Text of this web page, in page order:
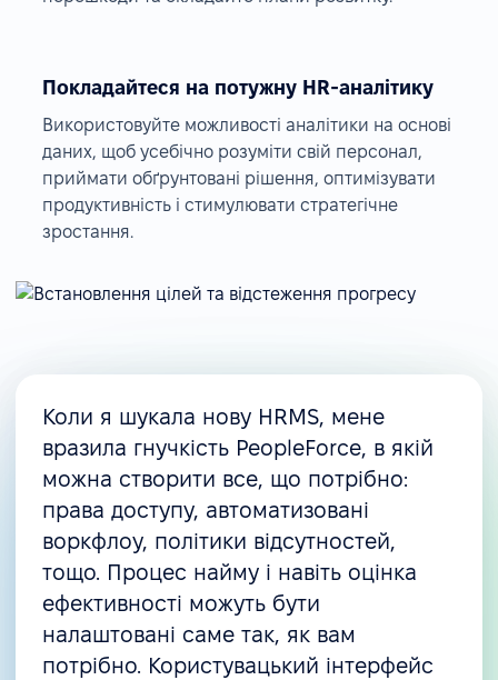
Покладайтеся на потужну HR-аналітику
Використовуйте можливості аналітики на основі
даних, щоб усебічно розуміти свій персонал,
приймати обґрунтовані рішення, оптимізувати
продуктивність і стимулювати стратегічне
зростання.
Коли я шукала нову HRMS, мене
вразила гнучкість PeopleForce, в якій
можна створити все, що потрібно:
права доступу, автоматизовані
воркфлоу, політики відсутностей,
тощо. Процес найму і навіть оцінка
ефективності можуть бути
налаштовані саме так, як вам
потрібно. Користувацький інтерфейс